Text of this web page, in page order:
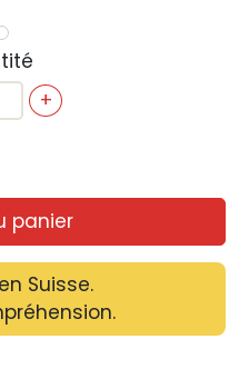
+
panier
Suisse.